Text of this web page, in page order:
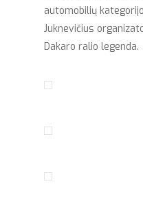
automobilių
Juknevičius
Dakaro ralio legenda.